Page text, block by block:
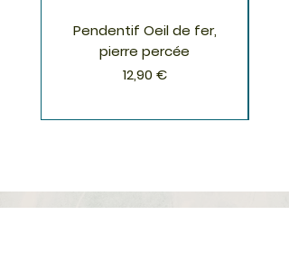
Pendentif Oeil de fer,
pierre percée
Prix
12,90 €